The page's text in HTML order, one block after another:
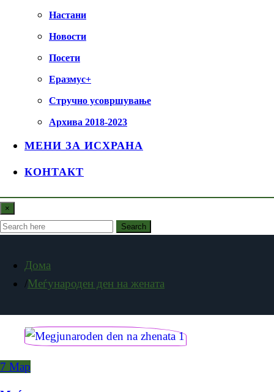
Настани
Новости
Посети
Еразмус+
Стручно усовршување
Архива 2018-2023
МЕНИ ЗА ИСХРАНА
КОНТАКТ
×
Search
Дома
Меѓународен ден на жената
7 Мар